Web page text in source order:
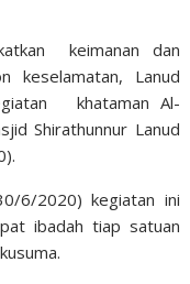
keimanan dan
keselamatan, Lanud
khataman Al-
Shirathunnur Lanud
6/2020) kegiatan ini
ibadah tiap satuan